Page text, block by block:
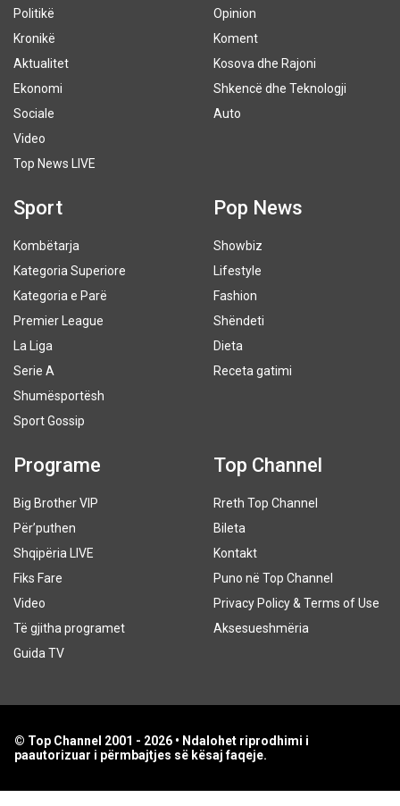
Politikë
Kronikë
Aktualitet
Ekonomi
Sociale
Video
Top News LIVE
Opinion
Koment
Kosova dhe Rajoni
Shkencë dhe Teknologji
Auto
Sport
Kombëtarja
Kategoria Superiore
Kategoria e Parë
Premier League
La Liga
Serie A
Shumësportësh
Sport Gossip
Pop News
Showbiz
Lifestyle
Fashion
Shëndeti
Dieta
Receta gatimi
Programe
Big Brother VIP
Për’puthen
Shqipëria LIVE
Fiks Fare
Video
Të gjitha programet
Guida TV
Top Channel
Rreth Top Channel
Bileta
Kontakt
Puno në Top Channel
Privacy Policy & Terms of Use
Aksesueshmëria
© Top Channel 2001 - 2026 • Ndalohet riprodhimi i
paautorizuar i përmbajtjes së kësaj faqeje.